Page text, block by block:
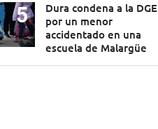
Dura condena a la DGE
por un menor
accidentado en una
escuela de Malargüe